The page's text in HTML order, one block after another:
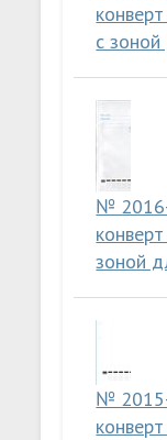
с
№
зоной
№